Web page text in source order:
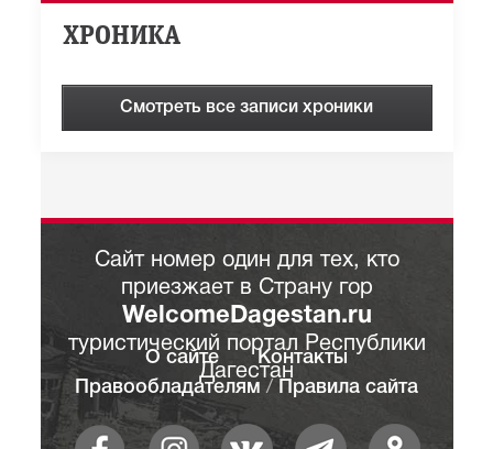
ХРОНИКА
Смотреть все записи хроники
Сайт номер один для тех, кто
приезжает в Страну гор
WelcomeDagestan.ru
туристический портал Республики
Дагестан
О сайте
Контакты
Правообладателям / Правила сайта